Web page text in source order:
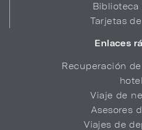
Biblioteca
Tarjetas
Enlaces
Recuperación
hotel
Viaje de
Asesores
Viajes de